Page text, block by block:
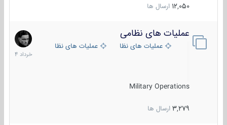
12,050 ارسال ها
عملیات های نظامی
عملیات های نظامی ایرانعملیات های نظامی خارجی
Military Operations
3,279 ارسال ها
5
خرداد
1404